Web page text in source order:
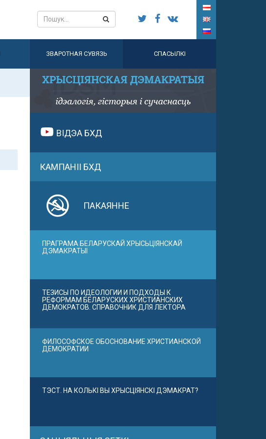
ЗВАРОТНАЯ СУВЯЗЬ СПАСЫЛКІ
ВІДЭА БХД
КАМПАНІІ БХД
ПАКАЯННЕ
ПРАГРАМА БЕЛАРУСКАЙ ХРЫСЬЦІЯНСКАЙ
ДЭМАКРАТЫІ
ТЕЗИСЫ ПО ИДЕОЛОГИИ И ПОДХОДЫ К
РЕФОРМАМ БЕЛАРУСКИХ ХРИСТИАНСКИХ
ДЕМОКРАТОВ. СПРАВОЧНИК ДЛЯ ЛЕКТОРА
ФИЛОСОФСКОЕ ОБОСНОВАНИЕ ХРИСТИАНСКОЙ
ДЕМОКРАТИИ
ТЭСТ. НА КОЛЬКІ ВЫ ХРЫСЦІЯНСКІ ДЭМАКРАТ?